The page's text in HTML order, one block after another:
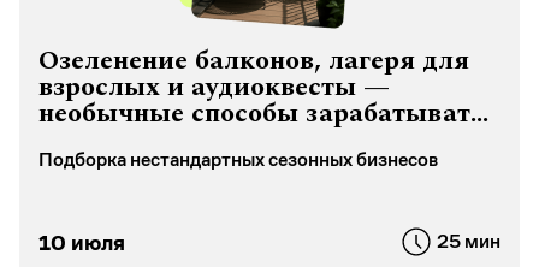
Шаурма по ГОСТу: как устроен
рынок, сколько стоит открыть
точку
И почему это не бизнес для всех
29 июля 7 мин